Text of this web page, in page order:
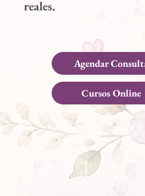
reales.
Agendar
Cursos Online